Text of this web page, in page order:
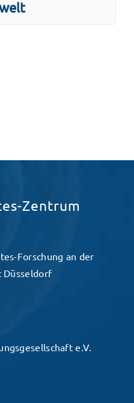
Zentrum
Forschung an der
Düsseldorf
e.V.